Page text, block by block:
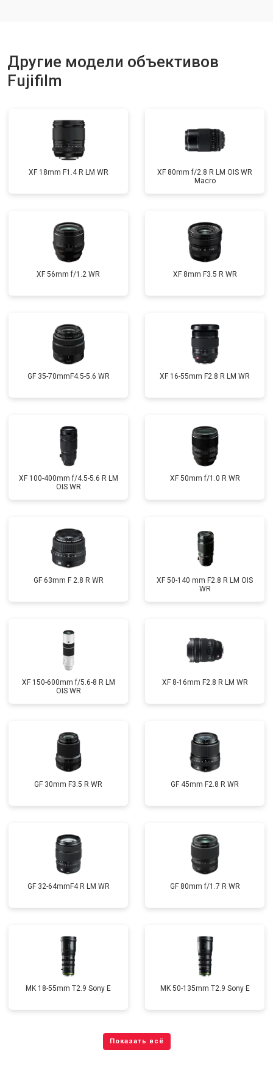
Другие модели объективов
Fujifilm
XF 18mm F1.4 R LM WR
XF 80mm f/2.8 R LM OIS WR
Macro
XF 56mm f/1.2 WR XF 8mm F3.5 R WR
GF 35-70mmF4.5-5.6 WR XF 16-55mm F2.8 R LM WR
XF 100-400mm f/4.5-5.6 R LM
OIS WR
XF 50mm f/1.0 R WR
GF 63mm F 2.8 R WR
XF 50-140 mm F2.8 R LM OIS
WR
XF 150-600mm f/5.6-8 R LM
OIS WR
XF 8-16mm F2.8 R LM WR
GF 30mm F3.5 R WR GF 45mm F2.8 R WR
GF 32-64mmF4 R LM WR GF 80mm f/1.7 R WR
MK 18-55mm T2.9 Sony E MK 50-135mm T2.9 Sony E